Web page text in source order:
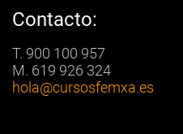
Contacto:
T. 900 100 957
M. 619 926 324
hola@cursosfemxa.es